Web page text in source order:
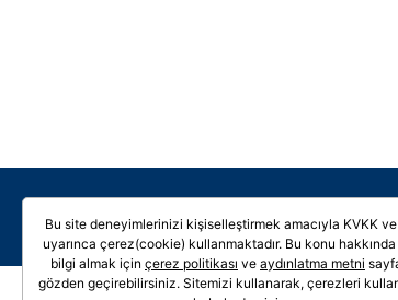
Galeri
Bu site deneyimlerinizi kişiselleştirmek amacıyla KVKK ve
uyarınca çerez(cookie) kullanmaktadır. Bu konu hakkında
bilgi almak için çerez politikası ve aydınlatma metni
gözden geçirebilirsiniz. Sitemizi kullanarak, çerezleri